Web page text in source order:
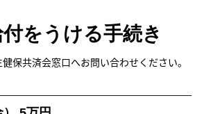
をうける手続き
保共済会窓口へお問い合わせください。